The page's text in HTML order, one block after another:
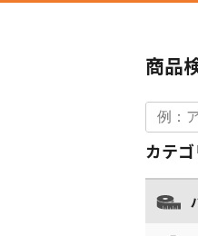
商品
カテ